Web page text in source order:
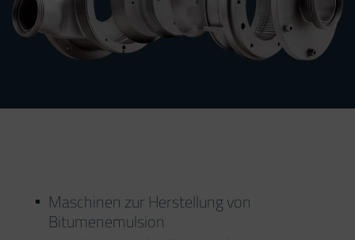
Maschinen zur Herstellung von
Bitumenemulsion